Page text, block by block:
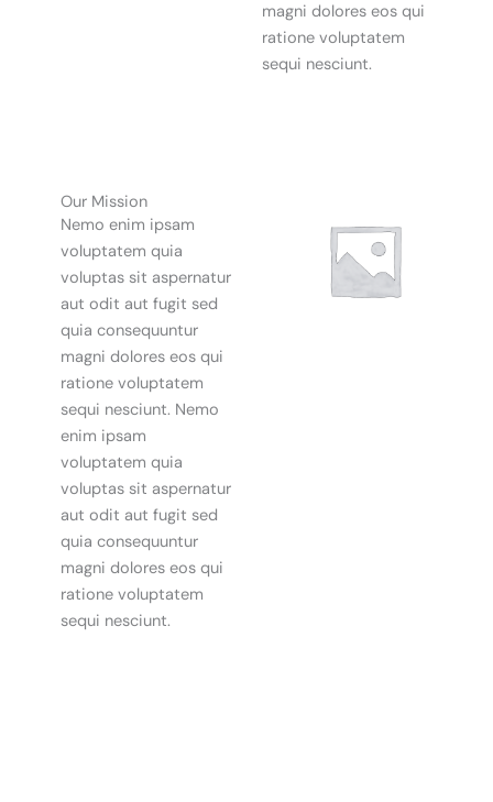
magni dolores eos qui
ratione voluptatem
sequi nesciunt.
Our Mission
Nemo enim ipsam
voluptatem quia
voluptas sit aspernatur
aut odit aut fugit sed
quia consequuntur
magni dolores eos qui
ratione voluptatem
sequi nesciunt. Nemo
enim ipsam
voluptatem quia
voluptas sit aspernatur
aut odit aut fugit sed
quia consequuntur
magni dolores eos qui
ratione voluptatem
sequi nesciunt.